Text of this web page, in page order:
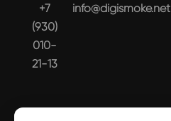
+7
(930)
010-
21-13
info@digismoke.net